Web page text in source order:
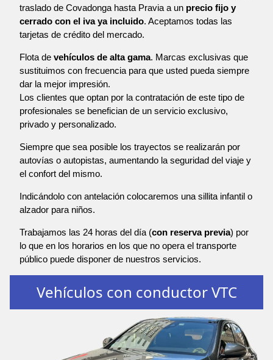
traslado de Covadonga hasta Pravia a un precio fijo y
cerrado con el iva ya incluido. Aceptamos todas las
tarjetas de crédito del mercado.
Flota de vehículos de alta gama. Marcas exclusivas que
sustituimos con frecuencia para que usted pueda siempre
dar la mejor impresión.
Los clientes que optan por la contratación de este tipo de
profesionales se benefician de un servicio exclusivo,
privado y personalizado.
Siempre que sea posible los trayectos se realizarán por
autovías o autopistas, aumentando la seguridad del viaje y
el confort del mismo.
Indicándolo con antelación colocaremos una sillita infantil o
alzador para niños.
Trabajamos las 24 horas del día (con reserva previa) por
lo que en los horarios en los que no opera el transporte
público puede disponer de nuestros servicios.
Vehículos con conductor VTC